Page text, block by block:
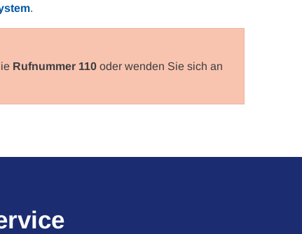
.
Rufnummer 110 oder wenden Sie sich an